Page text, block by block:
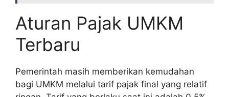
Aturan Pajak UMKM
Terbaru
Pemerintah masih memberikan kemudahan
bagi UMKM melalui tarif pajak final yang relatif